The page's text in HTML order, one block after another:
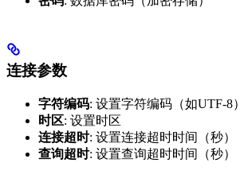
连接参数
字符编码: 设置字符编码（如UTF-8）
时区: 设置时区
连接超时: 设置连接超时时间（秒）
查询超时: 设置查询超时时间（秒）